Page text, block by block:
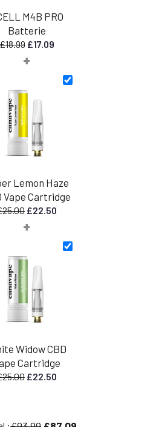
M4B PRO
Batterie
18.99 Le
prix
:
£18.99.
£17.09Le
est
+
Lemon Haze
Vape Cartridge
25.00 Le
prix
:
£25.00.
£22.50
est
+
Widow CBD
Cartridge
25.00 Le
£22.50